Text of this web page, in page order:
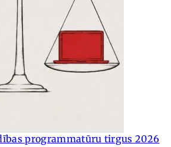
programmatūru tirgus 2026